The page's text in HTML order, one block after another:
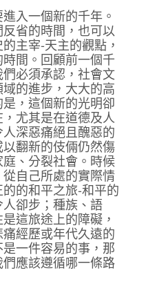
入一個新的千年。
省的時間，也可以
主宰-天主的觀點，
間。回顧前一個千
必須承認，社會文
的進步，大大的高
，這個新的光明卻
尤其是在道德及人
深惡痛絕且醜惡的
翻新的伎倆仍然傷
、分裂社會。時候
自己所處的實際情
的和平之旅-和平的
卻步；種族、語
這旅途上的障礙，
經歷或年代久遠的
一件容易的事，那
應該遵循哪一條路